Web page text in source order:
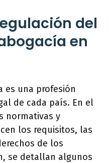
del
en
es una profesión
de cada país. En el
normativas y
los requisitos, las
de los
se detallan algunos